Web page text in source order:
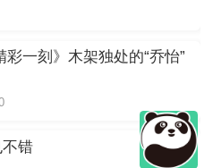
彩一刻》木架独处的“乔怡”
不错